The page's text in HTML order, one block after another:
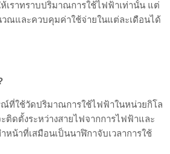
ห้เราทราบปริมาณการใช้ไฟฟ้าเท่านั้น แต่
วณและควบคุมค่าใช้จ่ายในแต่ละเดือนได้
ที่ใช้วัดปริมาณการใช้ไฟฟ้าในหน่วยกิโล
ติดตั้งระหว่างสายไฟจากการไฟฟ้าและ
น้าที่เสมือนเป็นนาฬิกาจับเวลาการใช้